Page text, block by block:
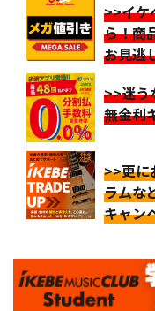
>>イケ
ら！商
お見逃
>>迷う
無金利
>>更に
ラムな
キャン